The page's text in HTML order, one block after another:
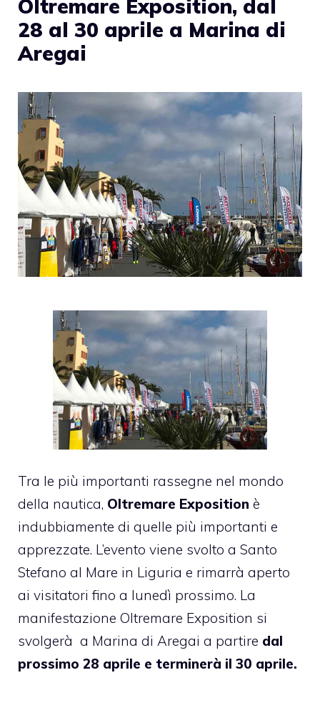
Oltremare Exposition, dal
28 al 30 aprile a Marina di
Aregai
Tra le più importanti rassegne nel mondo
della nautica, Oltremare Exposition è
indubbiamente di quelle più importanti e
apprezzate. L’evento viene svolto a Santo
Stefano al Mare in Liguria e rimarrà aperto
ai visitatori fino a lunedì prossimo. La
manifestazione Oltremare Exposition si
svolgerà a Marina di Aregai a partire dal
prossimo 28 aprile e terminerà il 30 aprile.